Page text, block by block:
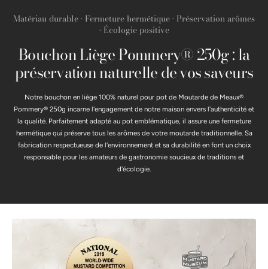
Matériau durable • Fermeture hermétique • Préservation arômes
• Écologie positive
Bouchon Liège Pommery® 250g : la
préservation naturelle de vos saveurs
Notre bouchon en liège 100% naturel pour pot de Moutarde de Meaux®
Pommery® 250g incarne l'engagement de notre maison envers l'authenticité et
la qualité. Parfaitement adapté au pot emblématique, il assure une fermeture
hermétique qui préserve tous les arômes de votre moutarde traditionnelle. Sa
fabrication respectueuse de l'environnement et sa durabilité en font un choix
responsable pour les amateurs de gastronomie soucieux de traditions et
d'écologie.